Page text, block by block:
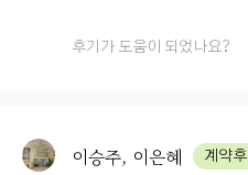
후기가 도움이 되었나요?
이승주, 이은혜 계약후